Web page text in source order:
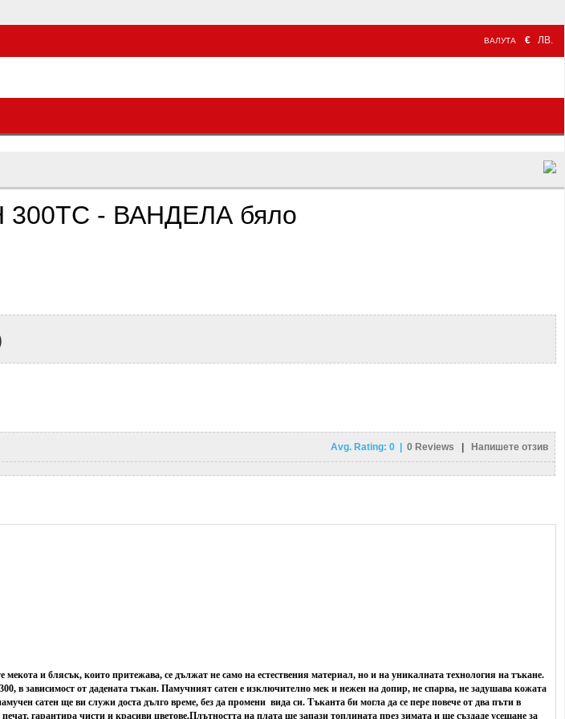
ВАЛУТА € ЛВ.
300TC - ВАНДЕЛА бяло
Avg. Rating:0 |0 Reviews Напишете отзив
и блясък, които притежава, се дължат не само на естествения материал, но и на уникалната технология на тъкане.
в зависимост от дадената тъкан. Памучният сатен е изключително мек и нежен на допир, не спарва, не задушава кожата
сатен ще ви служи доста дълго време, без да промени вида си. Тъканта би могла да се пере повече от два пъти в
гарантира чисти и красиви цветове.Плътността на плата ще запази топлината през зимата и ще създаде усещане за